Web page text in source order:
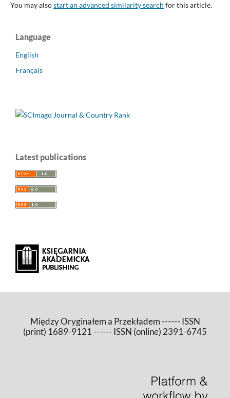
You may alsostart an advanced similarity search for this article.
Language
English
Français
Latest publications
Między Oryginałem a Przekładem ------ ISSN
(print) 1689-9121 ------ ISSN (online) 2391-6745